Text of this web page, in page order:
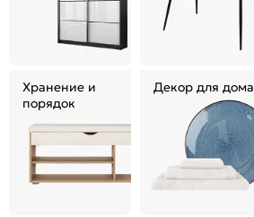
Хранение и
порядок
Декор для дома